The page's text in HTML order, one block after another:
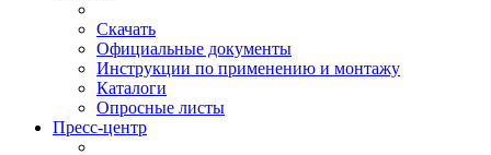
Скачать
Официальные документы
Инструкции по применению и монтажу
Каталоги
Опросные листы
Пресс-центр